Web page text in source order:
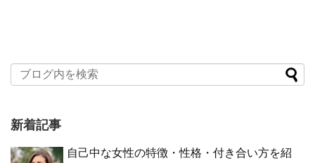
新着記事
自己中な女性の特徴・性格・付き合い方を紹